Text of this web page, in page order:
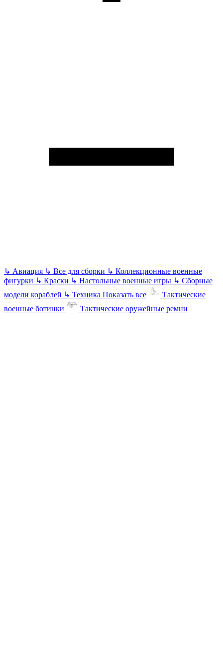
↳ Авиация ↳ Все для сборки ↳ Коллекционные военные
фигурки ↳ Краски ↳ Настольные военные игры ↳ Сборные
модели кораблей ↳ Техника Показать все
Тактические
военные ботинки
Тактические оружейные ремни